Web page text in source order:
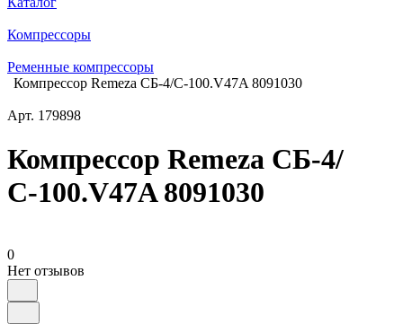
Компрессоры
Ременные компрессоры
Компрессор Remeza СБ-4/С-100.V47A 8091030
Арт. 179898
Компрессор Remeza СБ-4/
С-100.V47A 8091030
0
Нет отзывов